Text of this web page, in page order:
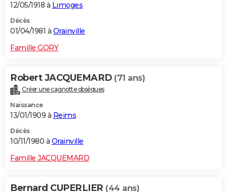
12/05/1918 à Limoges
Décès
01/04/1981 à Orainville
Famille GORY
Robert JACQUEMARD (71 ans)
Créer une cagnotte obsèques
Naissance
13/01/1909 à Reims
Décès
10/11/1980 à Orainville
Famille JACQUEMARD
Bernard CUPERLIER (44 ans)